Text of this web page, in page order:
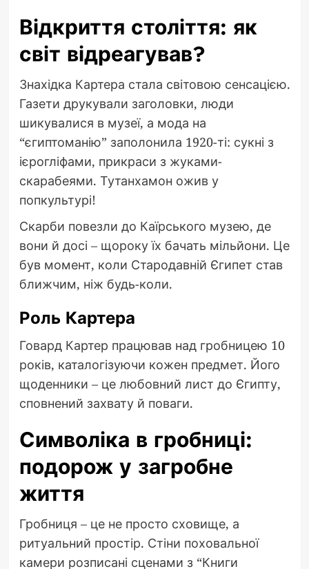
Відкриття століття: як
світ відреагував?
Знахідка Картера стала світовою сенсацією.
Газети друкували заголовки, люди
шикувалися в музеї, а мода на
“єгиптоманію” заполонила 1920-ті: сукні з
ієрогліфами, прикраси з жуками-
скарабеями. Тутанхамон ожив у
попкультурі!
Скарби повезли до Каїрського музею, де
вони й досі – щороку їх бачать мільйони. Це
був момент, коли Стародавній Єгипет став
ближчим, ніж будь-коли.
Роль Картера
Говард Картер працював над гробницею 10
років, каталогізуючи кожен предмет. Його
щоденники – це любовний лист до Єгипту,
сповнений захвату й поваги.
Символіка в гробниці:
подорож у загробне
життя
Гробниця – це не просто сховище, а
ритуальний простір. Стіни поховальної
камери розписані сценами з “Книги